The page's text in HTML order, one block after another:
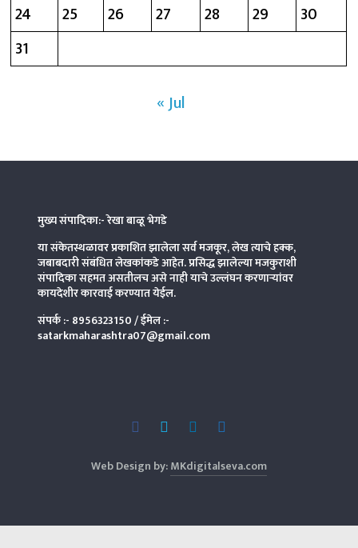
24
25 26 27 28 29
30
31
« Jul
मुख्य संपादिका:- रेखा बाळू भेगडे
या संकेतस्थळावर प्रकाशित झालेला सर्व मजकूर, लेख त्याचे हक्क,
जबाबदारी संबंधित लेखकांकडे आहेत. प्रसिद्ध झालेल्या मजकुराशी
संपादिकासहमत असतीलच असे नाही याचे उल्लंघन करणाऱ्यांवर
कायदेशीर कारवाई करण्यात येईल.
संपर्क :- 8956323150/ ईमेल :-
satarkmaharashtra07@gmail.com
Web Design by:MKdigitalseva.com